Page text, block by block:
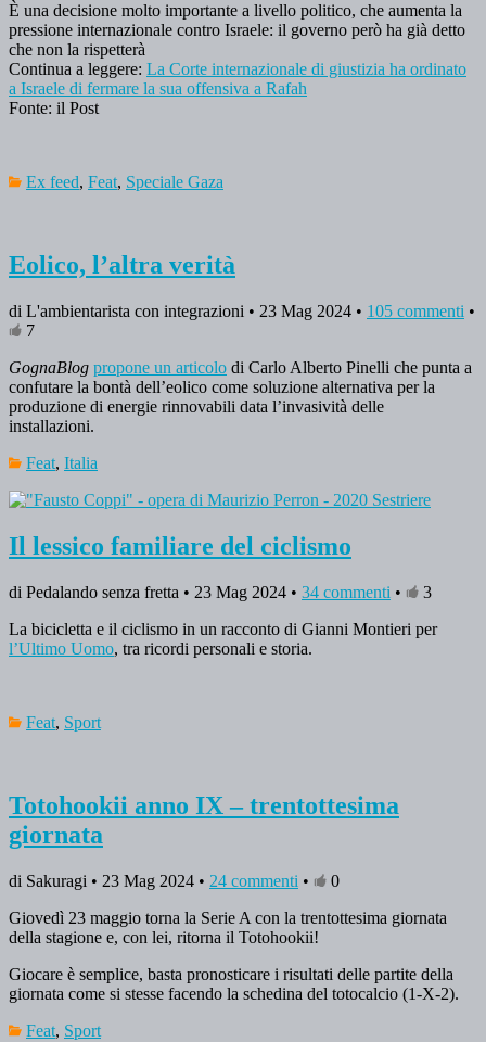
È una decisione molto importante a livello politico, che aumenta la
pressione internazionale contro Israele: il governo però ha già detto
che non la rispetterà
Continua a leggere: La Corte internazionale di giustizia ha ordinato
a Israele di fermare la sua offensiva a Rafah
Fonte: il Post
Ex feed, Feat, Speciale Gaza
Eolico, l’altra verità
di L'ambientarista con integrazioni • 23 Mag 2024 • 105 commenti •
7
GognaBlog propone un articolo di Carlo Alberto Pinelli che punta a
confutare la bontà dell’eolico come soluzione alternativa per la
produzione di energie rinnovabili data l’invasività delle
installazioni.
Feat, Italia
Il lessico familiare del ciclismo
di Pedalando senza fretta • 23 Mag 2024 • 34 commenti •
3
La bicicletta e il ciclismo in un racconto di Gianni Montieri per
l’Ultimo Uomo, tra ricordi personali e storia.
Feat, Sport
Totohookii anno IX – trentottesima
giornata
di Sakuragi • 23 Mag 2024 • 24 commenti •
0
Giovedì 23 maggio torna la Serie A con la trentottesima giornata
della stagione e, con lei, ritorna il Totohookii!
Giocare è semplice, basta pronosticare i risultati delle partite della
giornata come si stesse facendo la schedina del totocalcio (1-X-2).
Feat, Sport